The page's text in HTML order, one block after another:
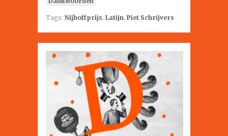
Tags: Nijhoffprijs, Latijn, Piet Schrijvers